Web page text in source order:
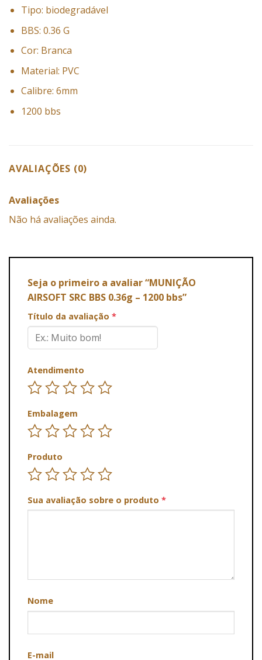
Tipo: biodegradável
BBS: 0.36 G
Cor: Branca
Material: PVC
Calibre: 6mm
1200 bbs
AVALIAÇÕES (0)
Avaliações
Não há avaliações ainda.
Seja o primeiro a avaliar “MUNIÇÃO
AIRSOFT SRC BBS 0.36g – 1200 bbs”
Título da avaliação *
Atendimento
Embalagem
Produto
Sua avaliação sobre o produto *
Nome
E-mail